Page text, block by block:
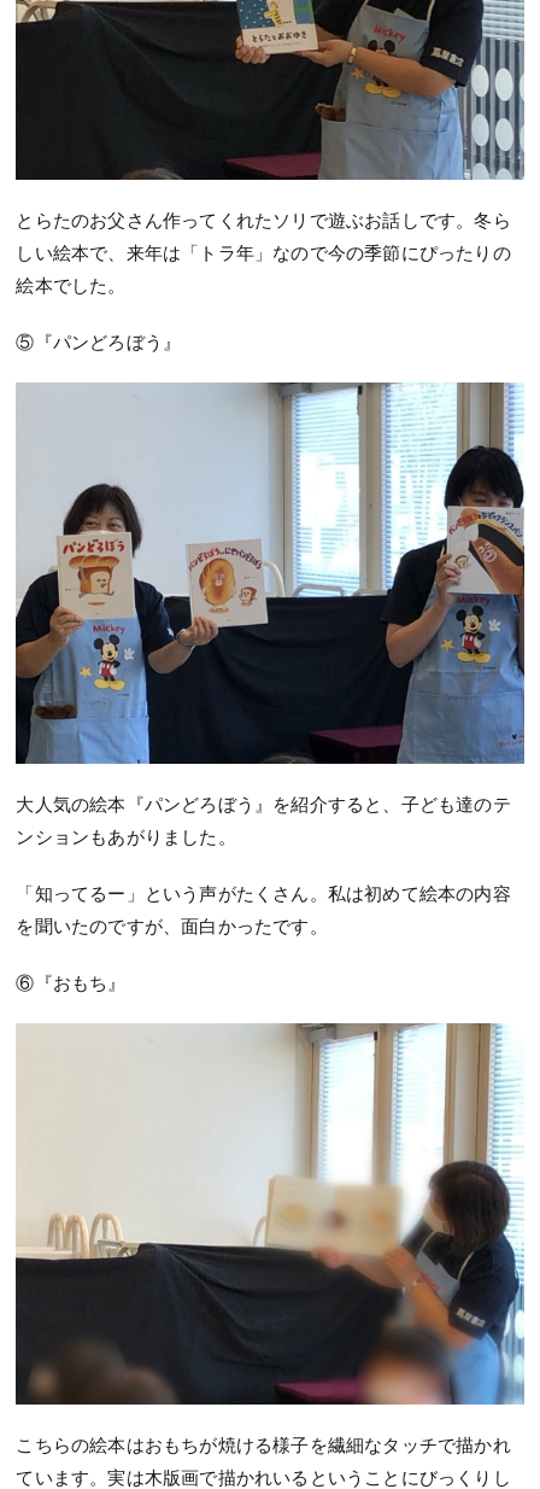
とらたのお父さん作ってくれたソリで遊ぶお話しです。冬ら
しい絵本で、来年は「トラ年」なので今の季節にぴったりの
絵本でした。
⑤『パンどろぼう』
大人気の絵本『パンどろぼう』を紹介すると、子ども達のテ
ンションもあがりました。
「知ってるー」という声がたくさん。私は初めて絵本の内容
を聞いたのですが、面白かったです。
⑥『おもち』
こちらの絵本はおもちが焼ける様子を繊細なタッチで描かれ
ています。実は木版画で描かれいるということにびっくりし